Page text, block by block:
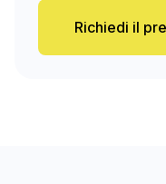
Richiedi il